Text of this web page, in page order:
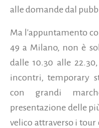
alle domande dal
Ma l'appuntamento
49 a Milano, non è
dalle 10.30 alle
incontri, temporary
con grandi
presentazione delle
velico attraverso i